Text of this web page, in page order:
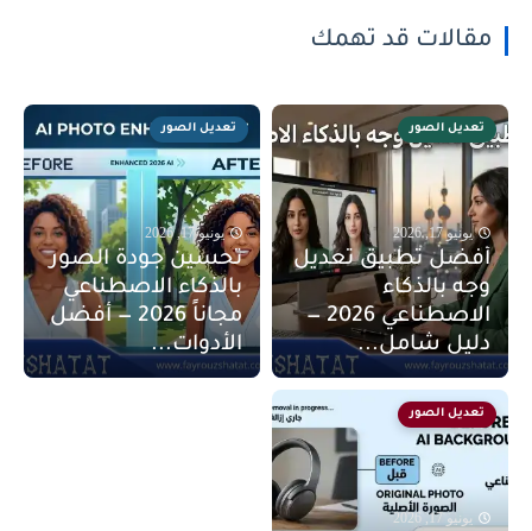
مقالات قد تهمك
تعديل الصور
يونيو 17, 2026
أفضل تطبيق تعديل
وجه بالذكاء
الاصطناعي 2026 —
دليل شامل...
تعديل الصور
يونيو 17, 2026
تحسين جودة الصور
بالذكاء الاصطناعي
مجاناً 2026 — أفضل
الأدوات...
تعديل الصور
يونيو 17, 2026